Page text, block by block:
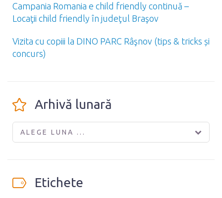
Campania Romania e child friendly continuă –
Locaţii child friendly în judeţul Braşov
Vizita cu copiii la DINO PARC Râşnov (tips & tricks și
concurs)
Arhivă lunară
ALEGE LUNA ...
Etichete